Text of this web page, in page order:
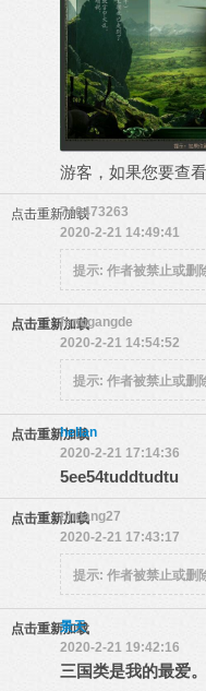
游客，如果您要查
点击重新加载740473263
2020-2-21 14:49:41
提示: 作者被禁止或删
点击重新加载fenggangde
2020-2-21 14:54:52
提示: 作者被禁止或删
点击重新加载
hellan
2020-2-21 17:14:36
5ee54tuddtudtu
点击重新加载chuang27
2020-2-21 17:43:17
提示: 作者被禁止或删
点击重新加载
景天
2020-2-21 19:42:16
三国类是我的最爱。